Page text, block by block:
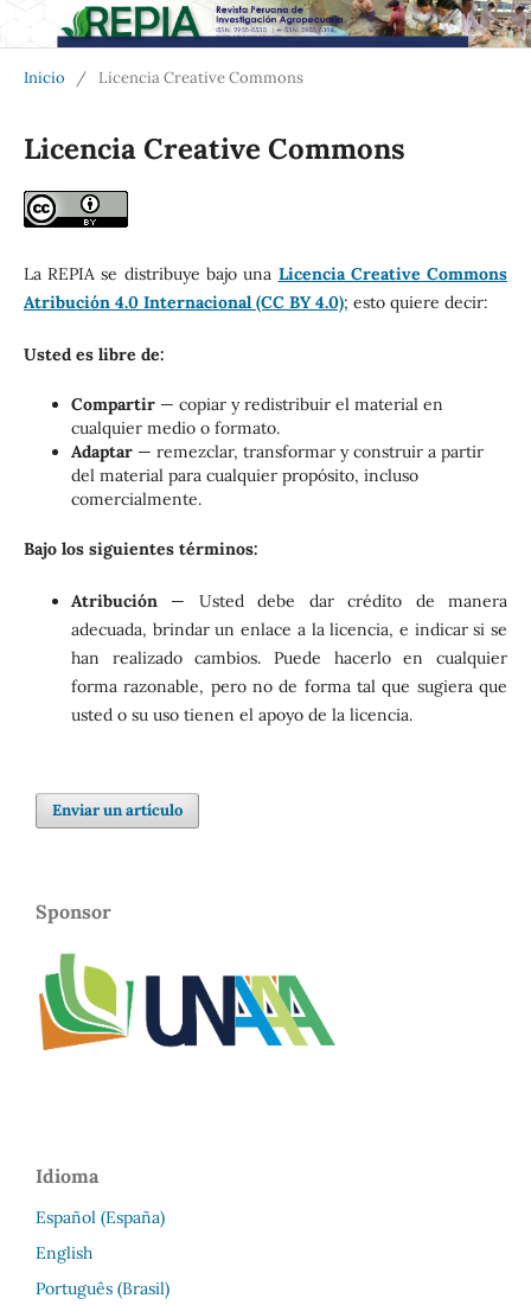
Inicio / Licencia Creative Commons
Licencia Creative Commons
La REPIA se distribuye bajo una Licencia Creative Commons
Atribución 4.0 Internacional (CC BY 4.0); esto quiere decir:
Usted es libre de:
Compartir— copiar y redistribuir el material en
cualquier medio o formato.
Adaptar— remezclar, transformar y construir a partir
del material para cualquier propósito, incluso
comercialmente.
Bajo los siguientes términos:
Atribución— Usted debe dar crédito de manera
adecuada, brindar un enlace a la licencia, e indicar si se
han realizado cambios. Puede hacerlo en cualquier
forma razonable, pero no de forma tal que sugiera que
usted o su uso tienen el apoyo de la licencia.
Enviar un artículo
Sponsor
Idioma
Español (España)
English
Português (Brasil)